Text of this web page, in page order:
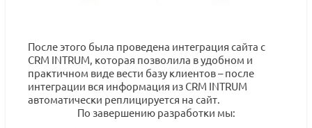
После этого была проведена интеграция сайта с
CRM INTRUM, которая позволила в удобном и
практичном виде вести базу клиентов – после
интеграции вся информация из CRM INTRUM
автоматически реплицируется на сайт.
По завершению разработки мы: